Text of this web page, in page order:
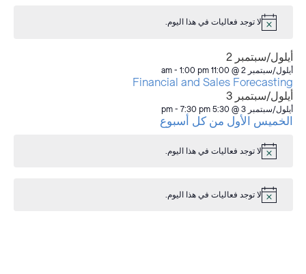
لا توجد فعاليات في هذا اليوم.
أيلول/سبتمبر 2
أيلول/سبتمبر 2 @ 11:00 am -1:00 pm
Financial and Sales Forecasting
أيلول/سبتمبر 3
أيلول/سبتمبر 3 @ 5:30 pm -7:30 pm
الخميس الأول من كل أسبوع
لا توجد فعاليات في هذا اليوم.
لا توجد فعاليات في هذا اليوم.